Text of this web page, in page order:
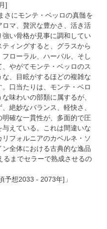
]
さにモンテ・ベッロの真髄を
マ、贅沢な豊かさ、活き活
い骨格が見事に調和してい
ィングすると、グラスから
ローラル、ハーバル、そし
やがてモンテ・ベッロのス
、目眩がするほどの複雑な
口当たりは、モンテ・ベロ
味わいの部類に属するが、
絶妙なバランス、軽快さ、
確な一貫性が、多面的で圧
えている。これは間違いな
フォルニアのカベルネ・ソ
全体における古典的な逸品
るまでセラーで熟成させるの
予想2033 - 2073年]」